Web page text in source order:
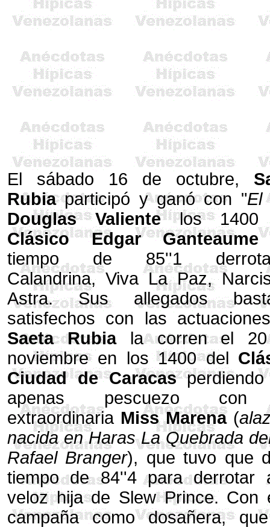
El sábado 16 de octubre,
Rubiaparticipó y ganó con "El
Douglas Valientelos 1400
Clásico Edgar Ganteaume
tiempo de 85''1
Calandrina, Viva La Paz,
Astra. Sus allegados
satisfechos con las
Saeta Rubiala corren el
noviembre en los 1400 del
Ciudad de Caracasperdiendo
apenas pescuezo
extraordinaria Miss Marena(
nacida en Haras La Quebrada
Rafael Branger), que tuvo que
tiempo de 84''4 para derrotar
veloz hija de Slew Prince. Con
campaña como dosañera,